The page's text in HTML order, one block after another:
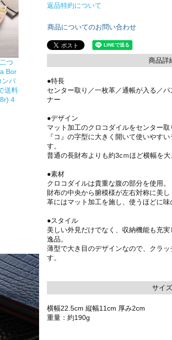
つ
Bor
ンパ
送料
4
返品特約について
商品についてのお問い合わせ
商品詳
●特長
センター取り／一枚革／通帳が入る／
ナー
●デザイン
マット加工のクロコダイルをセンター取
『コ』の字型に大きく開いて使いやす
す。
普通の長財布よりも約3cｍほど横幅を大
●素材
クロコダイルは貴重な腹の部分を使用。
財布の中央から腑模様が左右対称に美し
革にはマット加工を施し、使うほどに味
●スタイル
美しい外見だけでなく、収納機能も充
逸品。
薄型で大き目のデザインなので、クラ
す。
サイズ
横幅22.5cm 縦幅11cm 厚み2cm
重量：約190g